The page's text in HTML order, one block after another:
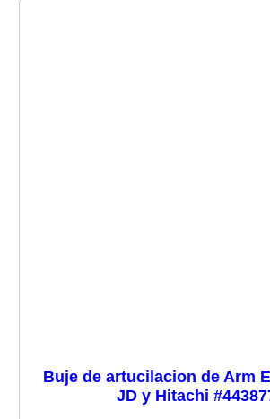
Buje de artucilacion de Arm
JD y Hitachi